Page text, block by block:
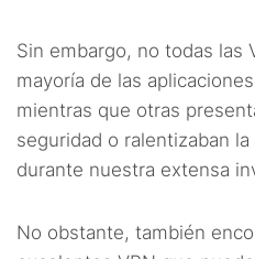
Sin embargo, no todas las
mayoría de las
mientras que otras
seguridad o ralentizaban
durante nuestra extensa
No obstante, también